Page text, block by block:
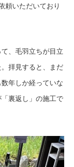
頼いただいており
、毛羽立ちが目立
拝見すると、まだ
年しか経っていな
裏返し」の施工で